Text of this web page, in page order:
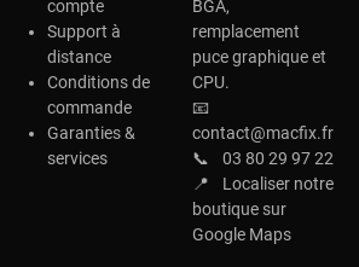
compte
Support à
distance
Conditions de
commande
Garanties &
services
BGA,
remplacement
puce graphique et
CPU.
📧
contact@macfix.fr
📞
03 80 29 97 22
📍
Localiser notre
boutique sur
Google Maps